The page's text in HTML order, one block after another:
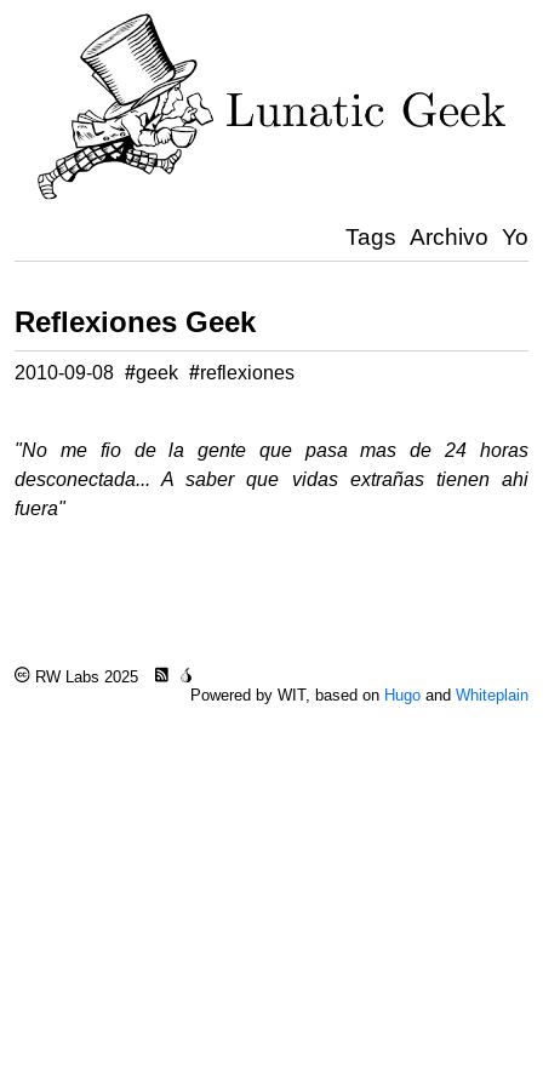
Tags Archivo Yo
Reflexiones Geek
2010-09-08 #geek #reflexiones
"No me fio de la gente que pasa mas de 24 horas
desconectada... A saber que vidas extrañas tienen ahi
fuera"
RW Labs 2025
Powered by WIT, based on Hugoand Whiteplain